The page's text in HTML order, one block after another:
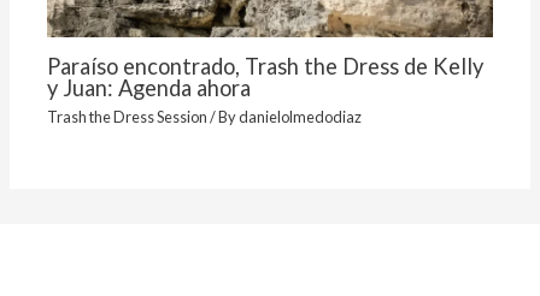
Paraíso encontrado, Trash the Dress de Kelly
y Juan: Agenda ahora
Trash the Dress Session/ Bydanielolmedodiaz